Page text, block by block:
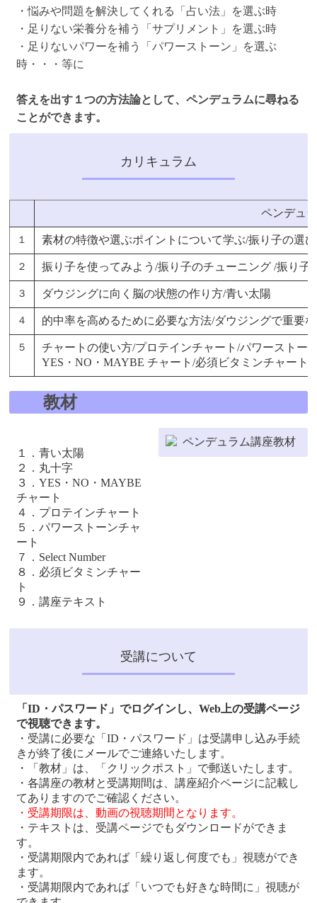
・悩みや問題を解決してくれる「占い法」を選ぶ時
・足りない栄養分を補う「サプリメント」を選ぶ時
・足りないパワーを補う「パワーストーン」を選ぶ
時・・・等に
答えを出す１つの方法論として、ペンデュラムに尋ねる
ことができます。
カリキュラム
ペンデュ
１ 素材の特徴や選ぶポイントについて学ぶ/振り子の選
２ 振り子を使ってみよう/振り子のチューニング /振り
３ ダウジングに向く脳の状態の作り方/青い太陽
４ 的中率を高めるために必要な方法/ダウジングで重要
５
チャートの使い方/プロテインチャート/パワーストー
YES・NO・MAYBE チャート/必須ビタミンチャート/
教材
１．青い太陽
２．丸十字
３．YES・NO・MAYBE
チャート
４．プロテインチャート
５．パワーストーンチャ
ート
７．Select Number
８．必須ビタミンチャー
ト
９．講座テキスト
受講について
「ID・パスワード」でログインし、Web上の受講ページ
で視聴できます。
・受講に必要な「ID・パスワード」は受講申し込み手続
きが終了後にメールでご連絡いたします。
・「教材」は、「クリックポスト」で郵送いたします。
・各講座の教材と受講期間は、講座紹介ページに記載し
てありますのでご確認ください。
・受講期限は、動画の視聴期間となります。
・テキストは、受講ページでもダウンロードができま
す。
・受講期限内であれば「繰り返し何度でも」視聴ができ
ます。
・受講期限内であれば「いつでも好きな時間に」視聴が